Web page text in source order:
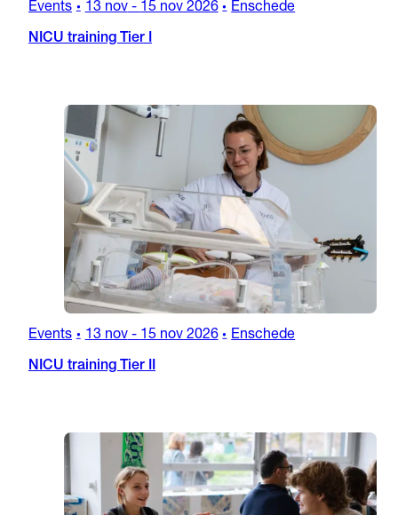
Events • 13 nov-15 nov 2026 • Enschede
NICU training Tier I
Events • 13 nov- 15 nov 2026 • Enschede
NICU training Tier II